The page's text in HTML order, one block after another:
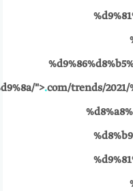
">.com/trends/2021/